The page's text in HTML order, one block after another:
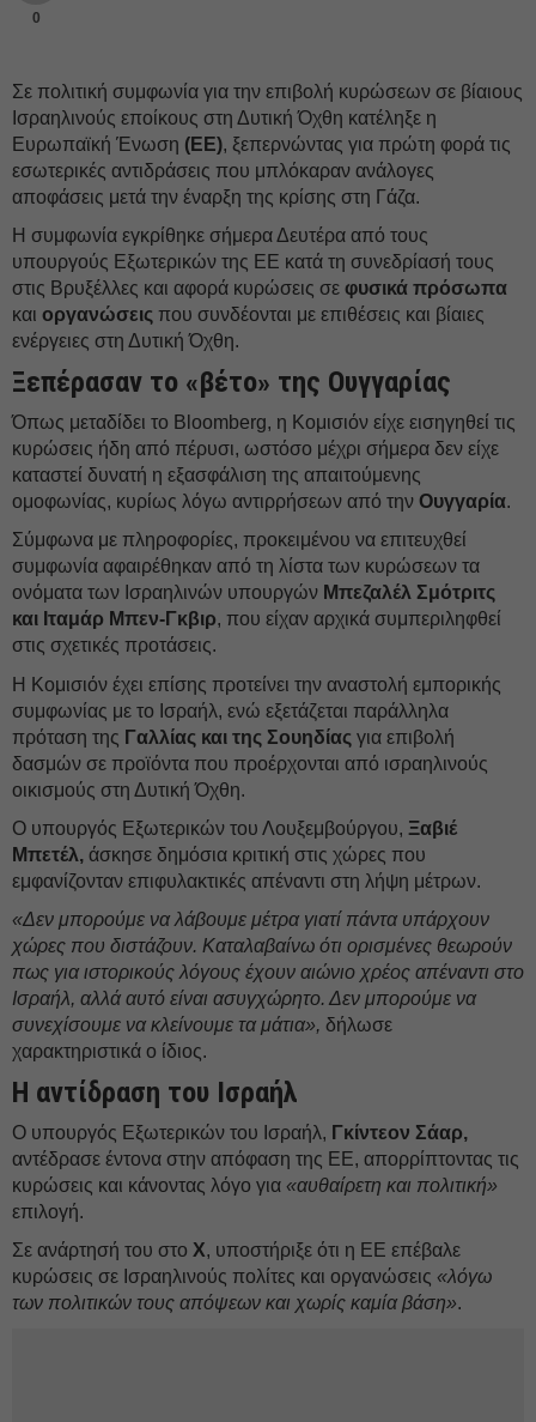
0
Σε πολιτική συμφωνία για την επιβολή κυρώσεων σε βίαιους
Ισραηλινούς εποίκους στη Δυτική Όχθη κατέληξε η
Ευρωπαϊκή Ένωση (ΕΕ), ξεπερνώντας για πρώτη φορά τις
εσωτερικές αντιδράσεις που μπλόκαραν ανάλογες
αποφάσεις μετά την έναρξη της κρίσης στη Γάζα.
Η συμφωνία εγκρίθηκε σήμερα Δευτέρα από τους
υπουργούς Εξωτερικών της ΕΕ κατά τη συνεδρίασή τους
στις Βρυξέλλες και αφορά κυρώσεις σε φυσικά πρόσωπα
και οργανώσεις που συνδέονται με επιθέσεις και βίαιες
ενέργειες στη Δυτική Όχθη.
Ξεπέρασαν το «βέτο» της Ουγγαρίας
Όπως μεταδίδει το Bloomberg, η Κομισιόν είχε εισηγηθεί τις
κυρώσεις ήδη από πέρυσι, ωστόσο μέχρι σήμερα δεν είχε
καταστεί δυνατή η εξασφάλιση της απαιτούμενης
ομοφωνίας, κυρίως λόγω αντιρρήσεων από την Ουγγαρία.
Σύμφωνα με πληροφορίες, προκειμένου να επιτευχθεί
συμφωνία αφαιρέθηκαν από τη λίστα των κυρώσεων τα
ονόματα των Ισραηλινών υπουργών Μπεζαλέλ Σμότριτς
και Ιταμάρ Μπεν-Γκβιρ, που είχαν αρχικά συμπεριληφθεί
στις σχετικές προτάσεις.
Η Κομισιόν έχει επίσης προτείνει την αναστολή εμπορικής
συμφωνίας με το Ισραήλ, ενώ εξετάζεται παράλληλα
πρόταση της Γαλλίας και της Σουηδίας για επιβολή
δασμών σε προϊόντα που προέρχονται από ισραηλινούς
οικισμούς στη Δυτική Όχθη.
Ο υπουργός Εξωτερικών του Λουξεμβούργου, Ξαβιέ
Μπετέλ, άσκησε δημόσια κριτική στις χώρες που
εμφανίζονταν επιφυλακτικές απέναντι στη λήψη μέτρων.
«Δεν μπορούμε να λάβουμε μέτρα γιατί πάντα υπάρχουν
χώρες που διστάζουν. Καταλαβαίνω ότι ορισμένες θεωρούν
πως για ιστορικούς λόγους έχουν αιώνιο χρέος απέναντι στο
Ισραήλ, αλλά αυτό είναι ασυγχώρητο. Δεν μπορούμε να
συνεχίσουμε να κλείνουμε τα μάτια», δήλωσε
χαρακτηριστικά ο ίδιος.
Η αντίδραση του Ισραήλ
Ο υπουργός Εξωτερικών του Ισραήλ, Γκίντεον Σάαρ,
αντέδρασε έντονα στην απόφαση της ΕΕ, απορρίπτοντας τις
κυρώσεις και κάνοντας λόγο για «αυθαίρετη και πολιτική»
επιλογή.
Σε ανάρτησή του στο Χ, υποστήριξε ότι η ΕΕ επέβαλε
κυρώσεις σε Ισραηλινούς πολίτες και οργανώσεις «λόγω
των πολιτικών τους απόψεων και χωρίς καμία βάση».